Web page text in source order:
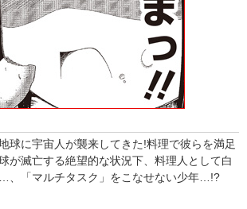
球に宇宙人が襲来してきた!料理で彼らを満足
が滅亡する絶望的な状況下、料理人として白
、「マルチタスク」をこなせない少年…!?